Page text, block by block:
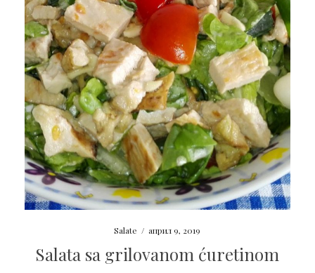
Salate / април 9, 2019
Salata sa grilovanom ćuretinom